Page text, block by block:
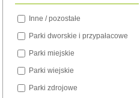
Inne / pozostałe
Parki dworskie i przypałacowe
Parki miejskie
Parki wiejskie
Parki zdrojowe